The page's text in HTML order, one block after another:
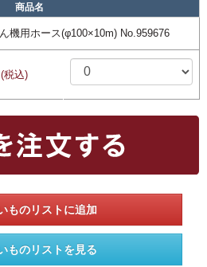
商品名
機用ホース(φ100×10m) No.959676
税込)
ものリストを見る